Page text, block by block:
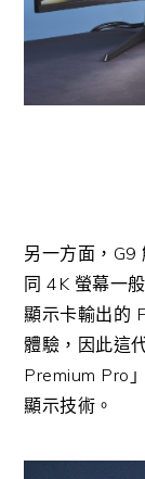
另一方面，
同 4K 螢幕一
顯示卡輸出的
體驗，因此這
Premium Pro
顯示技術。